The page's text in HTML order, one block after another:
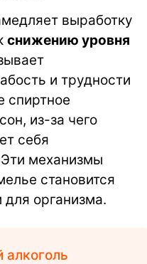
выработку
снижению уровня
и трудности
спиртное
из-за чего
себя
механизмы
становится
организма.
алкоголь